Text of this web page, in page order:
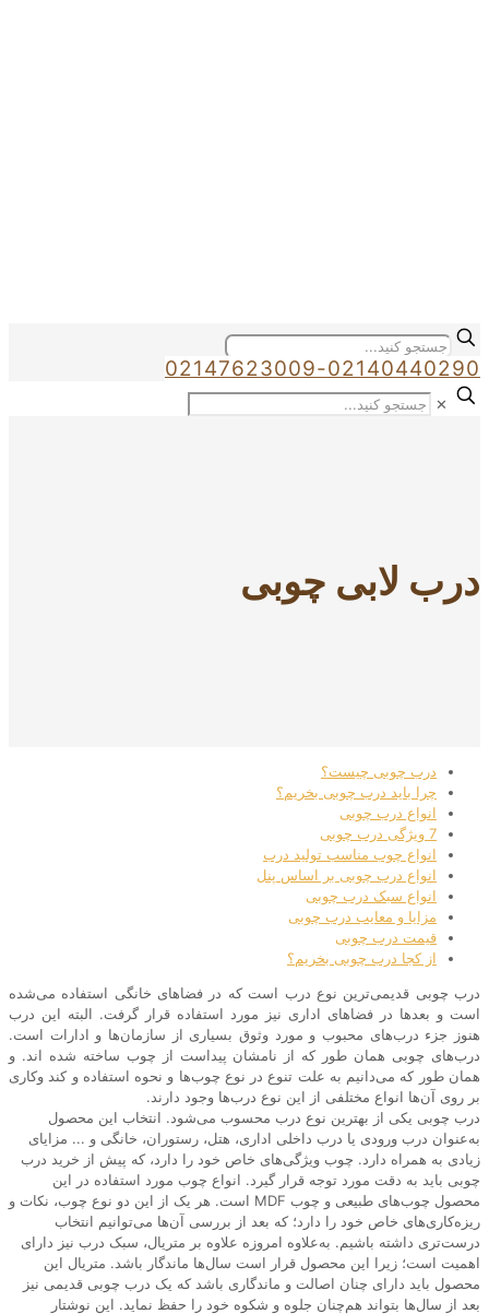
02147623009-02140440290
✕
درب لابی چوبی
درب چوبی چیست؟
چرا باید درب چوبی بخریم؟
انواع درب چوبی
7 ویژگی درب چوبی
انواع چوب مناسب تولید درب
انواع درب چوبی بر اساس پنل
انواع سبک درب چوبی
مزایا و معایب درب چوبی
قیمت درب چوبی
از کجا درب چوبی بخریم؟
درب چوبی قدیمی‌ترین نوع درب است که در فضاهای خانگی استفاده می‌شده
است و بعدها در فضاهای اداری نیز مورد استفاده قرار گرفت. البته این درب
هنوز جزء درب‌های محبوب و مورد وثوق بسیاری از سازمان‌ها و ادارات است.
درب‌های چوبی همان طور که از نامشان پیداست از چوب ساخته شده اند. و
همان طور که می‌دانیم به علت تنوع در نوع چوب‌ها و نحوه استفاده و کند وکاری
بر روی آن‌ها انواع مختلفی از این نوع درب‌ها وجود دارند.
درب چوبی یکی از بهترین نوع درب محسوب می‌شود. انتخاب این محصول
به‌عنوان درب ورودی یا درب داخلی اداری، هتل، رستوران، خانگی و ... مزایای
زیادی به همراه دارد. چوب ویژگی‌های خاص خود را دارد، که پیش از خرید درب
چوبی باید به دقت مورد توجه قرار گیرد. انواع چوب مورد استفاده در این
محصول چوب‌های طبیعی و چوب MDF است. هر یک از این دو نوع چوب، نکات و
ریزه‌کاری‌های خاص خود را دارد؛ که بعد از بررسی آن‌ها می‌توانیم انتخاب
درست‌تری داشته باشیم. به‌علاوه امروزه علاوه بر متریال، سبک درب نیز دارای
اهمیت است؛ زیرا این محصول قرار است سال‌ها ماندگار باشد. متریال این
محصول باید دارای چنان اصالت و ماندگاری باشد که یک درب چوبی قدیمی نیز
بعد از سال‌ها بتواند هم‌چنان جلوه و شکوه خود را حفظ نماید. این نوشتار